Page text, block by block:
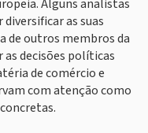
Alguns analistas
as suas
de outros membros da
decisões políticas
de comércio e
com atenção como